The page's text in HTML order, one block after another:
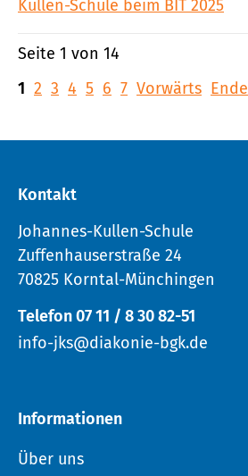
Kullen-Schule beim BIT 2025
Seite 1 von 14
1 2 3 4 5 6 7 Vorwärts Ende
Kontakt
Johannes-Kullen-Schule
Zuffenhauserstraße 24
70825 Korntal-Münchingen
Telefon 07 11 / 8 30 82-51
info-jks@diakonie-bgk.de
Informationen
Über uns